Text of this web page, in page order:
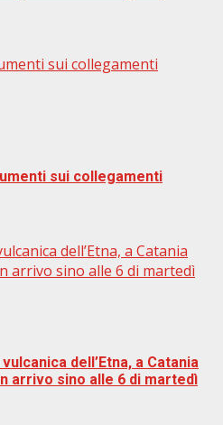
sui collegamenti
sui collegamenti
dell’Etna, a Catania
arrivo sino alle 6 di martedì
dell’Etna, a Catania
arrivo sino alle 6 di martedì